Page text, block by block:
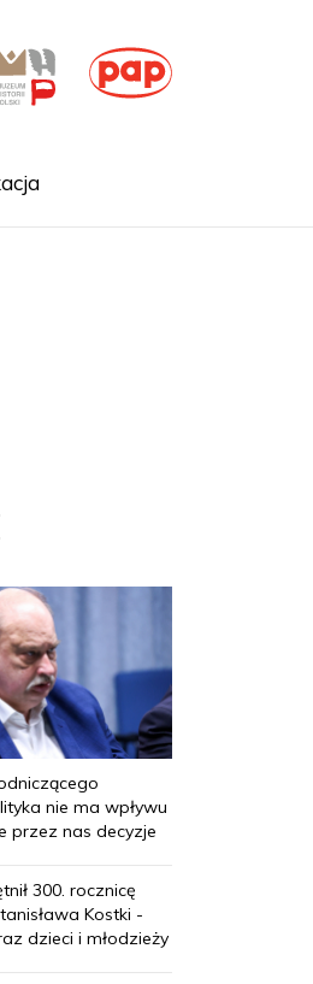
nie ma wpływu
przez nas decyzje
300. rocznicę
Kostki -
dzieci i młodzieży